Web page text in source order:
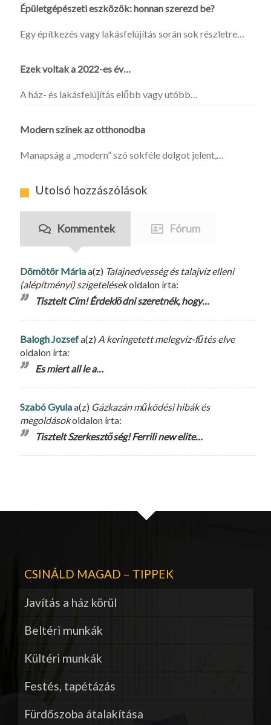
Épületgépészeti eszközök: honnan szerezd be?
Egy építkezés vagy lakásfelújítás során sok részletre…
Ezek voltak a 2022-es év…
A ház- és lakásfelújítás előbb vagy utóbb…
Modern színek az otthonodba
Manapság a „modern” szó sokféle dolgot jelent,…
Utolsó hozzászólások
Kommentek Fórum
Dömötör Máriaa(z) Talajnedvesség és talajvíz elleni
(alépítményi) szigetelésekoldalon írta:
Tisztelt Cím! Érdeklődni szeretnék, hogy…
Balogh Jozsefa(z) A keringetett melegvíz-fűtés elve
oldalon írta:
Es miert all le a…
Szabó Gyulaa(z) Gázkazán működési hibák és
megoldásokoldalon írta:
Tisztelt Szerkesztőség! Ferrili new elite…
CSINÁLD MAGAD – TIPPEK
Javítás a ház körül
Beltéri munkák
Kültéri munkák
Festés, tapétázás
Fürdőszoba átalakítása